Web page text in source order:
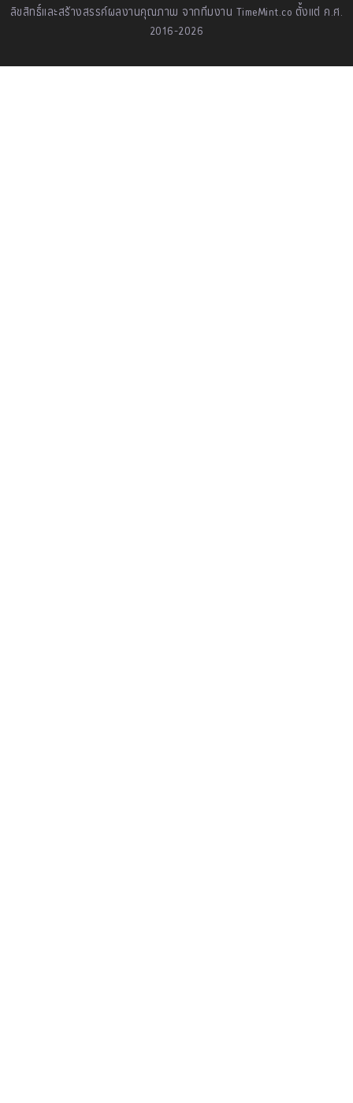
ลิขสิทธิ์และสร้างสรรค์ผลงานคุณภาพ จากทีมงาน TimeMint.co ตั้งแต่ ค.ศ.
2016-2026